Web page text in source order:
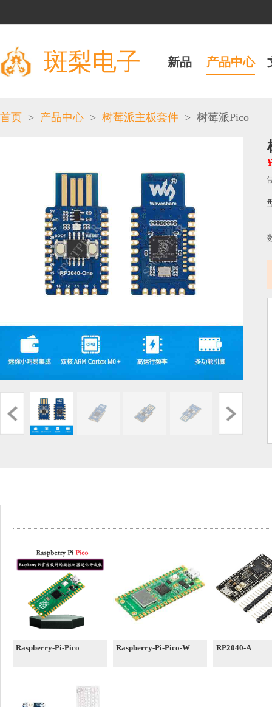
斑梨电子 新品 产品中心
首页 > 产品中心 > 树莓派主板套件 > 树莓派Pico
Raspberry-Pi-Pico Raspberry-Pi-Pico-W RP2040-A